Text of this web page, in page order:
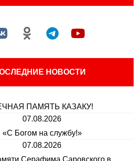
НОВОСТИ
ПАМЯТЬ КАЗАКУ!
07.08.2026
«С Богом на службу!»
07.08.2026